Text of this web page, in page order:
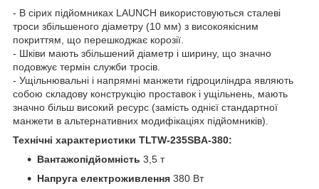
- В сірих підйомниках LAUNCH використовуються сталеві
троси збільшеного діаметру (10 мм) з високоякісним
покриттям, що перешкоджає корозії.
- Шківи мають збільшений діаметр і ширину, що значно
подовжує термін служби тросів.
- Ущільнювальні і напрямні манжети гідроциліндра являють
собою складову конструкцію проставок і ущільнень, мають
значно більш високий ресурс (замість однієї стандартної
манжети в альтернативних модифікаціях підйомників).
Технічні характеристики TLTW-235SBA-380:
Вантажопідйомність 3,5 т
Напруга електроживлення 380 Вт